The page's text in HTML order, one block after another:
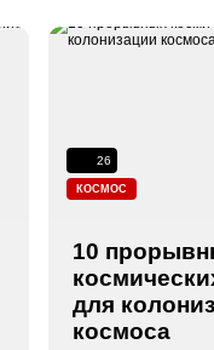
КОСМОС
26
10
для
космоса